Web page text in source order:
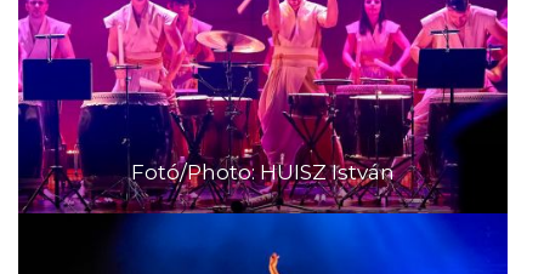
Fotó/Photo: HUISZ István